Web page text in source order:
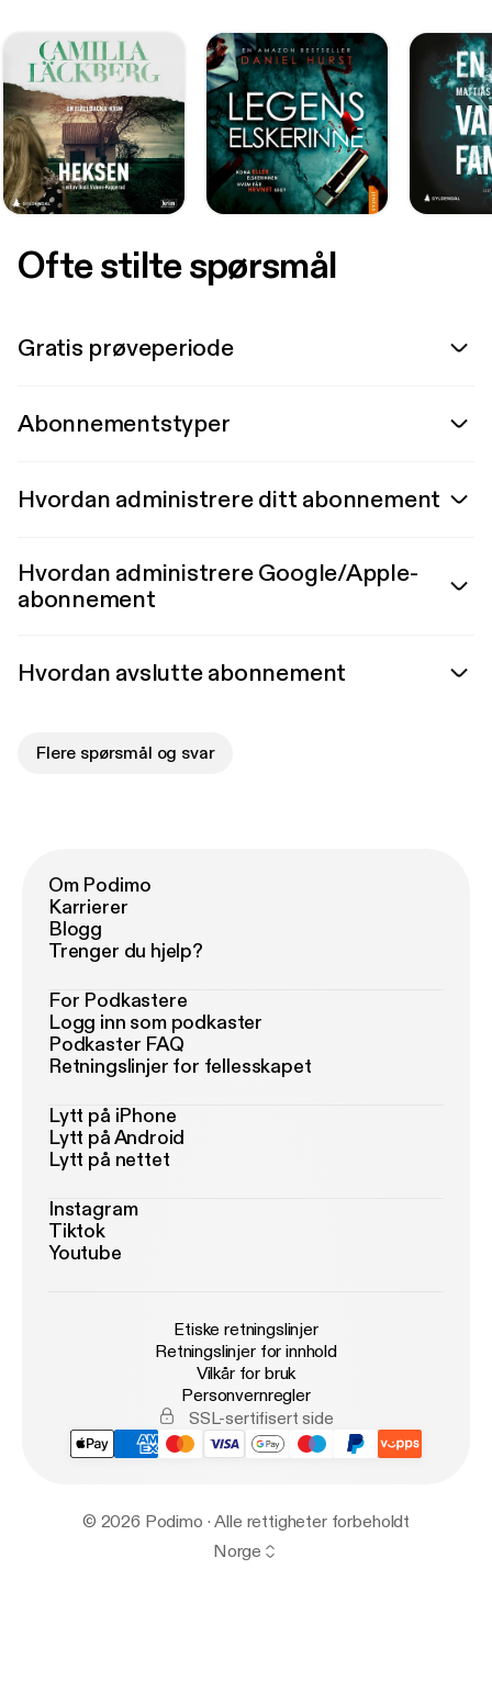
Ofte stilte spørsmål
Gratis prøveperiode
Abonnementstyper
Hvordan administrere ditt abonnement
Hvordan administrere Google/Apple-
abonnement
Hvordan avslutte abonnement
Flere spørsmål og svar
Om Podimo
Karrierer
Blogg
Trenger du hjelp?
For Podkastere
Logg inn som podkaster
Podkaster FAQ
Retningslinjer for fellesskapet
Lytt på iPhone
Lytt på Android
Lytt på nettet
Instagram
Tiktok
Youtube
Etiske retningslinjer
Retningslinjer for innhold
Vilkår for bruk
Personvernregler
SSL-sertifisert side
© 2026 Podimo · Alle rettigheter forbeholdt
Norge